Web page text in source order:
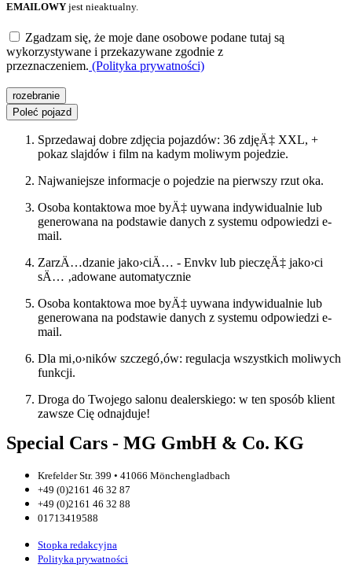
EMAILOWY jest nieaktualny.
Zgadzam się, że moje dane osobowe podane tutaj są
wykorzystywane i przekazywane zgodnie z
przeznaczeniem. (Polityka prywatności)
rozebranie
Poleć pojazd
Sprzedawaj dobre zdjęcia pojazdów: 36 zdjęÄ‡ XXL, +
pokaz slajdów i film na kadym moliwym pojedzie.
Najwaniejsze informacje o pojedzie na pierwszy rzut oka.
Osoba kontaktowa moe byÄ‡ uywana indywidualnie lub
generowana na podstawie danych z systemu odpowiedzi e-
mail.
ZarzÄ…dzanie jako›ciÄ… - Envkv lub pieczęÄ‡ jako›ci
sÄ… ‚adowane automatycznie
Osoba kontaktowa moe byÄ‡ uywana indywidualnie lub
generowana na podstawie danych z systemu odpowiedzi e-
mail.
Dla mi‚o›ników szczegó‚ów: regulacja wszystkich moliwych
funkcji.
Droga do Twojego salonu dealerskiego: w ten sposób klient
zawsze Cię odnajduje!
Special Cars - MG GmbH & Co. KG
Krefelder Str. 399 • 41066 Mönchengladbach
+49 (0)2161 46 32 87
+49 (0)2161 46 32 88
01713419588
Stopka redakcyjna
Polityka prywatności